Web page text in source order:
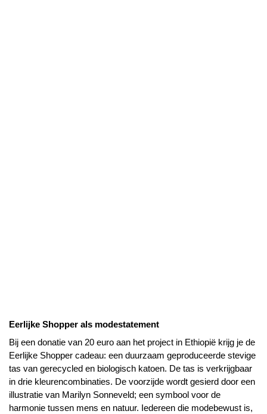
Eerlijke Shopper als modestatement
Bij een donatie van 20 euro aan het project in Ethiopië krijg je de
Eerlijke Shopper cadeau: een duurzaam geproduceerde stevige
tas van gerecycled en biologisch katoen. De tas is verkrijgbaar
in drie kleurencombinaties. De voorzijde wordt gesierd door een
illustratie van Marilyn Sonneveld; een symbool voor de
harmonie tussen mens en natuur. Iedereen die modebewust is,